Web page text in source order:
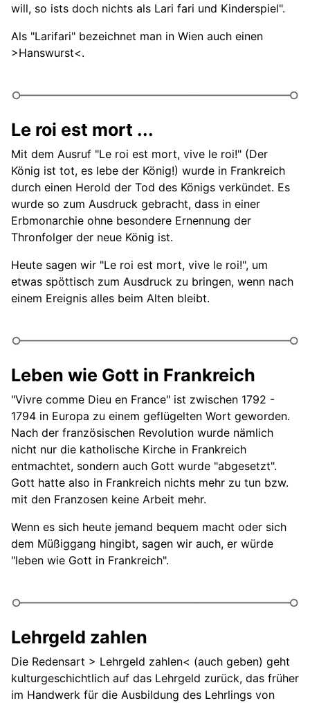
will, so ists doch nichts als Lari fari und Kinderspiel".
Als "Larifari" bezeichnet man in Wien auch einen
>Hanswurst<.
Le roi est mort ...
Mit dem Ausruf "Le roi est mort, vive le roi!" (Der
König ist tot, es lebe der König!) wurde in Frankreich
durch einen Herold der Tod des Königs verkündet. Es
wurde so zum Ausdruck gebracht, dass in einer
Erbmonarchie ohne besondere Ernennung der
Thronfolger der neue König ist.
Heute sagen wir "Le roi est mort, vive le roi!", um
etwas spöttisch zum Ausdruck zu bringen, wenn nach
einem Ereignis alles beim Alten bleibt.
Leben wie Gott in Frankreich
"Vivre comme Dieu en France" ist zwischen 1792 -
1794 in Europa zu einem geflügelten Wort geworden.
Nach der französischen Revolution wurde nämlich
nicht nur die katholische Kirche in Frankreich
entmachtet, sondern auch Gott wurde "abgesetzt".
Gott hatte also in Frankreich nichts mehr zu tun bzw.
mit den Franzosen keine Arbeit mehr.
Wenn es sich heute jemand bequem macht oder sich
dem Müßiggang hingibt, sagen wir auch, er würde
"leben wie Gott in Frankreich".
Lehrgeld zahlen
Die Redensart > Lehrgeld zahlen< (auch geben) geht
kulturgeschichtlich auf das Lehrgeld zurück, das früher
im Handwerk für die Ausbildung des Lehrlings von